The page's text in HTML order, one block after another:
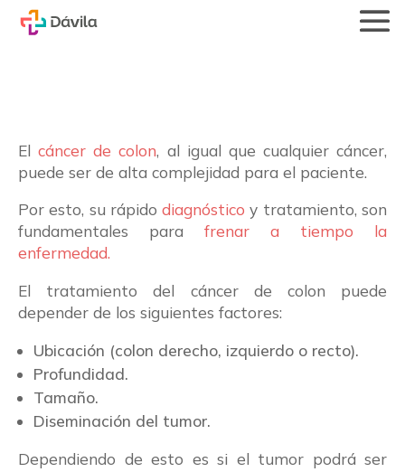
Elcáncer de colon, al igual que cualquier cáncer,
puede ser de alta complejidad para el paciente.
Por esto, su rápidodiagnóstico y tratamiento, son
fundamentales para frenar a tiempo la
enfermedad.
El tratamiento del cáncer de colon puede
depender de los siguientes factores:
Ubicación (colon derecho, izquierdo o recto).
Profundidad.
Tamaño.
Diseminación del tumor.
Dependiendo de esto es si el tumor podrá ser